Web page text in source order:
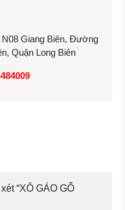
Giang Biên, Đường
Quận Long Biên
“XÔ GÁO GỖ